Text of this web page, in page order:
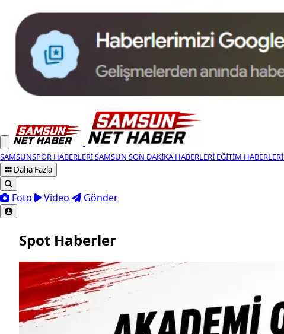
SAMSUNSPOR HABERLERISAMSUN SON DAKIKA HABERLERI EĞITIM HABERLERI
Daha Fazla
Foto Video Gönder
Spot Haberler